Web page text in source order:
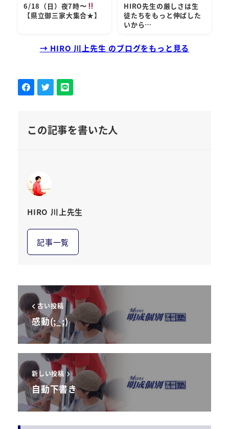
6/18（日）夜7時〜
【県立御三家大集合★】
HIRO先生の厳しさは生
徒たちをもっと伸ばした
いから…
→ HIRO 川上先生 のブログをもっと見る
この記事を書いた人
HIRO 川上先生
記事一覧
古い投稿
感動(;_;)
新しい投稿
自動下書き